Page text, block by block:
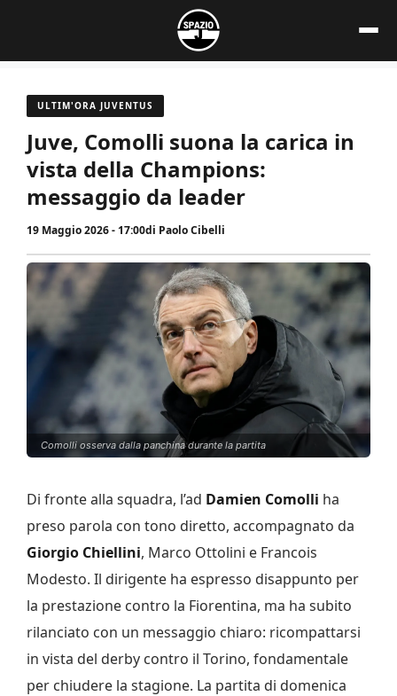
contenuto
ULTIM'ORA JUVENTUS
Juve, Comolli suona la carica in
vista della Champions:
messaggio da leader
19 Maggio 2026 - 17:00di Paolo Cibelli
Comolli osserva dalla panchina durante la partita
Di fronte alla squadra, l’ad Damien Comolli ha
preso parola con tono diretto, accompagnato da
Giorgio Chiellini, Marco Ottolini e Francois
Modesto. Il dirigente ha espresso disappunto per
la prestazione contro la Fiorentina, ma ha subito
rilanciato con un messaggio chiaro: ricompattarsi
in vista del derby contro il Torino, fondamentale
per chiudere la stagione. La partita di domenica